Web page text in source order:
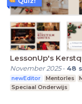
LessonUp's
November 2025- 48
newEditor Mentorles
Speciaal Onderwijs